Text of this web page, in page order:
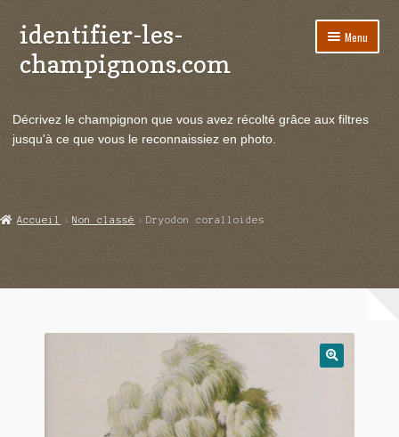
Aller
à
la
Aller
au
contenu
identifier-les-
champignons.com
Menu
le
Actualités
Echanges et contacts
Décrivez le champignon que vous avez récolté grâce aux filtres
jusqu'à ce que vous le reconnaissiez en photo.
Accueil Non classé Dryodon coralloides